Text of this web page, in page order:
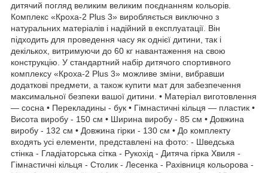
дитячий погляд великим великим поєднанням кольорів.
Комплекс «Кроха-2 Plus 3» виробляється виключно з
натуральних матеріалів і надійний в експлуатації. Він
підходить для проведення часу як однієї дитини, так і
декількох, витримуючи до 60 кг навантаження на свою
конструкцію. У стандартний набір дитячого спортивного
комплексу «Кроха-2 Plus 3» можливе зміни, вибравши
додаткові предмети, а також купити мат для забезпечення
максимальної безпеки вашої дитини. • Матеріал виготовлення
— сосна • Перекладины - бук • Гімнастичні кільця — пластик •
Висота виробу - 150 см • Ширина виробу - 85 см • Довжина
виробу - 132 см • Довжина гірки - 130 см • До комплекту
входять усі елементи, представлені на фото: - Шведська
стінка - Гладіаторська сітка - Рукохід - Дитяча гірка Хвиля -
Гімнастичні кільця - Столик - Лесенка - Рахівниця кольорова -